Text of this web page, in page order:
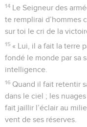
14 Le Seigneur des
te remplirai d’hommes
sur toi le cri de la
15 « Lui, il a fait la terre
fondé le monde par sa
intelligence.
16 Quand il fait retentir
dans le ciel ; les
fait jaillir l’éclair au
vent de ses réserves.